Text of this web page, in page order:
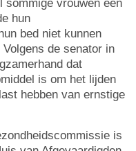
sommige vrouwen een
hun
bed niet kunnen
Volgens de senator in
dat
is om het lijden
hebben van ernstige
is